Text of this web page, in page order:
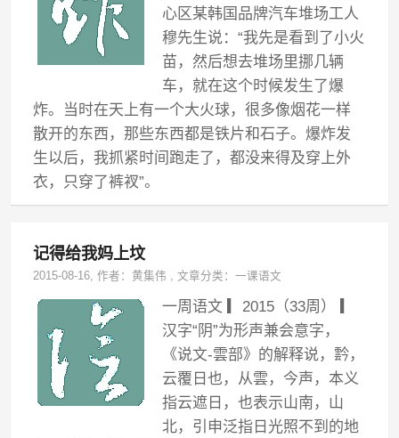
心区某韩国品牌汽车堆场工人
穆先生说：“我先是看到了小火
苗，然后想去堆场里挪几辆
车，就在这个时候发生了爆
炸。当时在天上有一个大火球，很多像烟花一样
散开的东西，那些东西都是铁片和石子。爆炸发
生以后，我抓紧时间跑走了，都没来得及穿上外
衣，只穿了裤衩”。
记得给我妈上坟
2015-08-16, 作者：黄集伟 ,文章分类：一课语文
一周语文 ▎2015（33周） ▎
汉字“阴”为形声兼会意字，
《说文-雲部》的解释说，霒，
云覆日也，从雲，今声，本义
指云遮日，也表示山南，山
北，引申泛指日光照不到的地